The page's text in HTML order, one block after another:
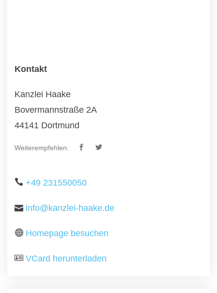
Kontakt
Kanzlei Haake
Bovermannstraße 2A
44141 Dortmund
Weiterempfehlen:
+49 231550050
info@kanzlei-haake.de
Homepage besuchen
VCard herunterladen